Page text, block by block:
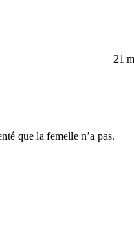
21
que la femelle n’a pas.